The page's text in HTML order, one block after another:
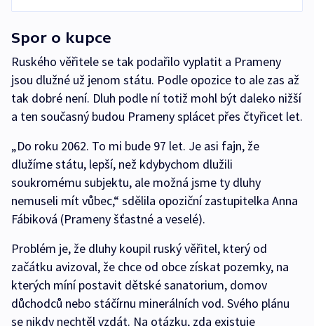
Spor o kupce
Ruského věřitele se tak podařilo vyplatit a Prameny
jsou dlužné už jenom státu. Podle opozice to ale zas až
tak dobré není. Dluh podle ní totiž mohl být daleko nižší
a ten současný budou Prameny splácet přes čtyřicet let.
„Do roku 2062. To mi bude 97 let. Je asi fajn, že
dlužíme státu, lepší, než kdybychom dlužili
soukromému subjektu, ale možná jsme ty dluhy
nemuseli mít vůbec,“ sdělila opoziční zastupitelka Anna
Fábiková (Prameny šťastné a veselé).
Problém je, že dluhy koupil ruský věřitel, který od
začátku avizoval, že chce od obce získat pozemky, na
kterých míní postavit dětské sanatorium, domov
důchodců nebo stáčírnu minerálních vod. Svého plánu
se nikdy nechtěl vzdát. Na otázku, zda existuje